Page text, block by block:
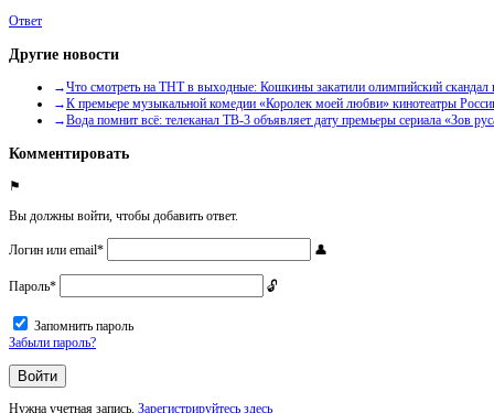
Ответ
Другие новости
Что смотреть на ТНТ в выходные: Кошкины закатили олимпийский
К премьере музыкальной комедии «Королек моей любви» кинотеатры
Вода помнит всё: телеканал ТВ-3 объявляет дату премьеры сериала «Зов
Комментировать
Вы должны войти, чтобы добавить ответ.
Логин или email*
Пароль*
Запомнить пароль
Забыли пароль?
Нужна учетная запись, Зарегистрируйтесь здесь